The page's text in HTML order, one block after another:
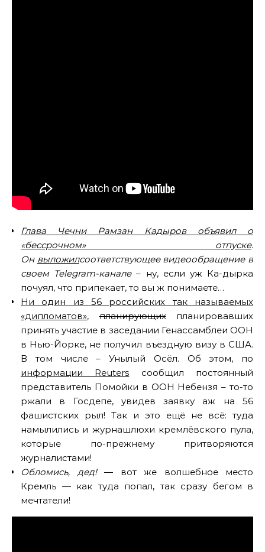
Глава Чечни Рамзан Кадыров объявил о
«бессрочном» отпуске.
Он выложилсоответствующее видеообращение в
своем Telegram-канале– ну, если уж Ка-дырка
почуял, что припекает, то вы ж понимаете…
Ни один из 56 российских так называемых
«дипломатов»,планирующихпланировавших
принять участие в заседании Генассамблеи ООН
в Нью-Йорке, не получил въездную визу в США.
В том числе – Унылый Осёл. Об этом, по
информации Reuters сообщил постоянный
представитель Помойки в ООН Небензя – то-то
ржали в Госдепе, увидев заявку аж на 56
фашистских рыл! Так и это ещё не всё: туда
намылились и журнашлюхи кремлёвского пула,
которые по-прежнему притворяются
журналистами!
Обломись, дед!— вот же волшебное место
Кремль — как туда попал, так сразу бегом в
мечтатели!